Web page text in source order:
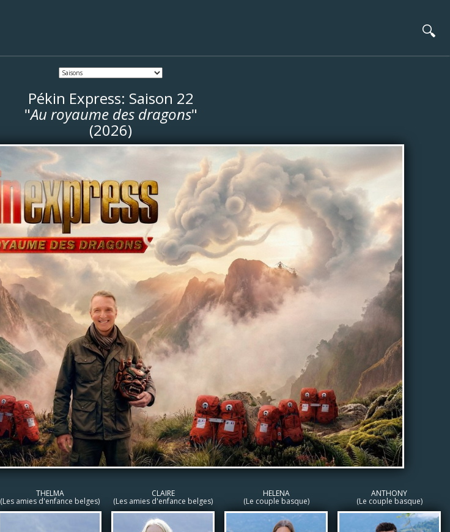
🔍
Pékin Express: Saison 22
"Au royaume des dragons"
(2026)
THELMA
(Les amies d'enfance belges)
CLAIRE
(Les amies d'enfance belges)
HELENA
(Le couple basque)
ANTHONY
(Le couple basque)